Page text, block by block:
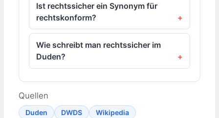
Ist rechtssicher ein Synonym für
rechtskonform?
Wie schreibt man rechtssicher im
Duden?
Quellen
Duden DWDS
Wikipedia